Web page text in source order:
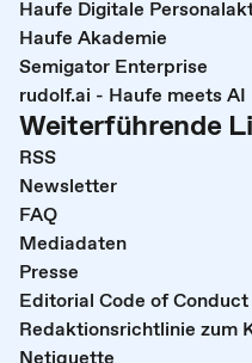
Haufe Digitale
Haufe Akademie
Semigator Enterprise
rudolf.ai - Haufe meets AI
Weiterführende
RSS
Newsletter
FAQ
Mediadaten
Presse
Editorial Code of Conduct
Redaktionsrichtlinie zum
Netiquette